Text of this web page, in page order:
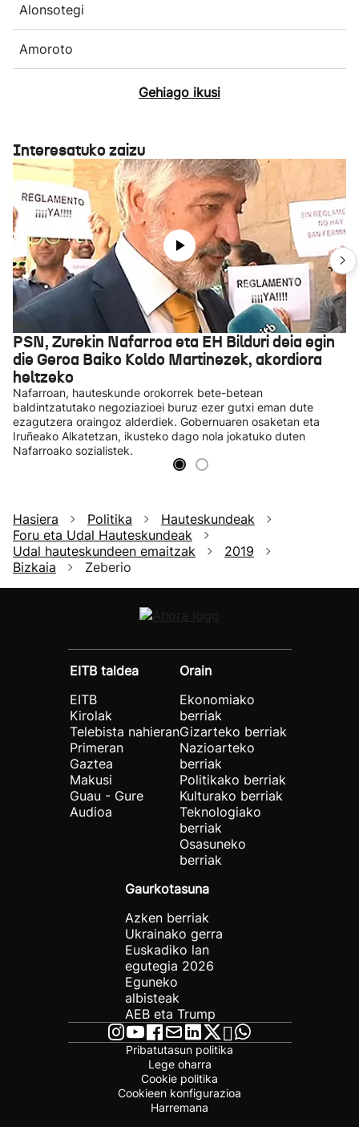
Alonsotegi
Amoroto
Gehiago ikusi
Interesatuko zaizu
PSN, Zurekin Nafarroa eta EH Bilduri deia egin
die Geroa Baiko Koldo Martinezek, akordiora
heltzeko
Nafarroan, hauteskunde orokorrek bete-betean
baldintzatutako negoziazioei buruz ezer gutxi eman dute
ezagutzera oraingoz alderdiek. Gobernuaren osaketan eta
Iruñeako Alkatetzan, ikusteko dago nola jokatuko duten
Nafarroako sozialistek.
Hasiera Politika
Hauteskundeak
Foru eta Udal Hauteskundeak
Udal hauteskundeen emaitzak
2019
Bizkaia
Zeberio
EITB taldea
EITB
Kirolak
Telebista nahieran
Primeran
Gaztea
Makusi
Guau - Gure
Audioa
Orain
Ekonomiako
berriak
Gizarteko berriak
Nazioarteko
berriak
Politikako berriak
Kulturako berriak
Teknologiako
berriak
Osasuneko
berriak
Gaurkotasuna
Azken berriak
Ukrainako gerra
Euskadiko lan
egutegia 2026
Eguneko
albisteak
AEB eta Trump
Pribatutasun politika
Lege oharra
Cookie politika
Cookieen konfigurazioa
Harremana